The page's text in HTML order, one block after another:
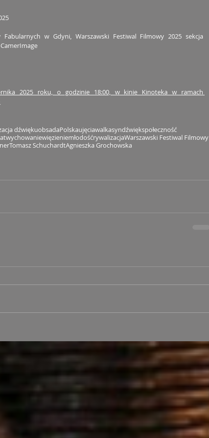
w Gdyni, Warszawski Festiwal Filmowy 2025 sekcja
2025 roku, o godzinie 18:00, w kinie Kinoteka w ramach
dźwiękuobsadaPolskaujęciawalkasyndźwiękspołeczność
wychowaniewięzieniemłodośćrywalizacjaWarszawski Festiwal Filmowy
Tomasz SchuchardtAgnieszka Grochowska